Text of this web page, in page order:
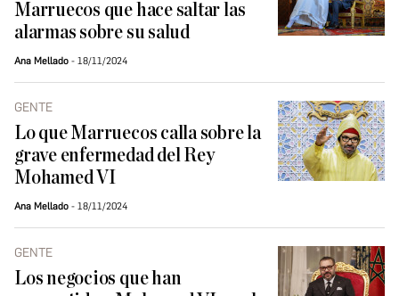
Marruecos que hace saltar las
alarmas sobre su salud
Ana Mellado 18/11/2024
GENTE
Lo que Marruecos calla sobre la
grave enfermedad del Rey
Mohamed VI
Ana Mellado 18/11/2024
GENTE
Los negocios que han